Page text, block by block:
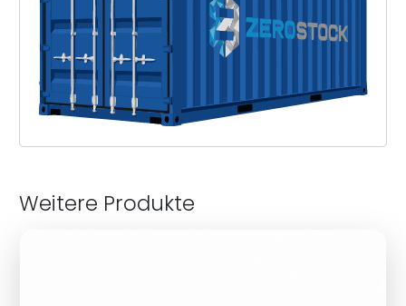
Weitere Produkte